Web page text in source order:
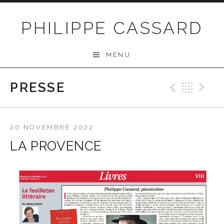
PHILIPPE CASSARD
MENU
PRESSE
LA PROVENCE
20 NOVEMBRE 2022